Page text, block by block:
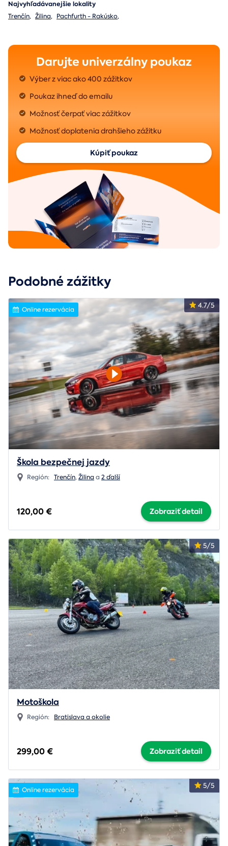
Najvyhľadávanejšie lokality
Trenčín, Žilina, Pachfurth - Rakúsko,
Darujte univerzálny poukaz
Výber z viac ako 400 zážitkov
Poukaz ihneď do emailu
Možnosť čerpať viac zážitkov
Možnosť doplatenia drahšieho zážitku
Kúpiť poukaz
Podobné zážitky
4.7/5
Online rezervácia
Škola bezpečnej jazdy
Región: Trenčín,Žilina a 2 ďalší
120,00 € Zobraziť detail
5/5
Motoškola
Región: Bratislava a okolie
299,00 € Zobraziť detail
5/5
Online rezervácia